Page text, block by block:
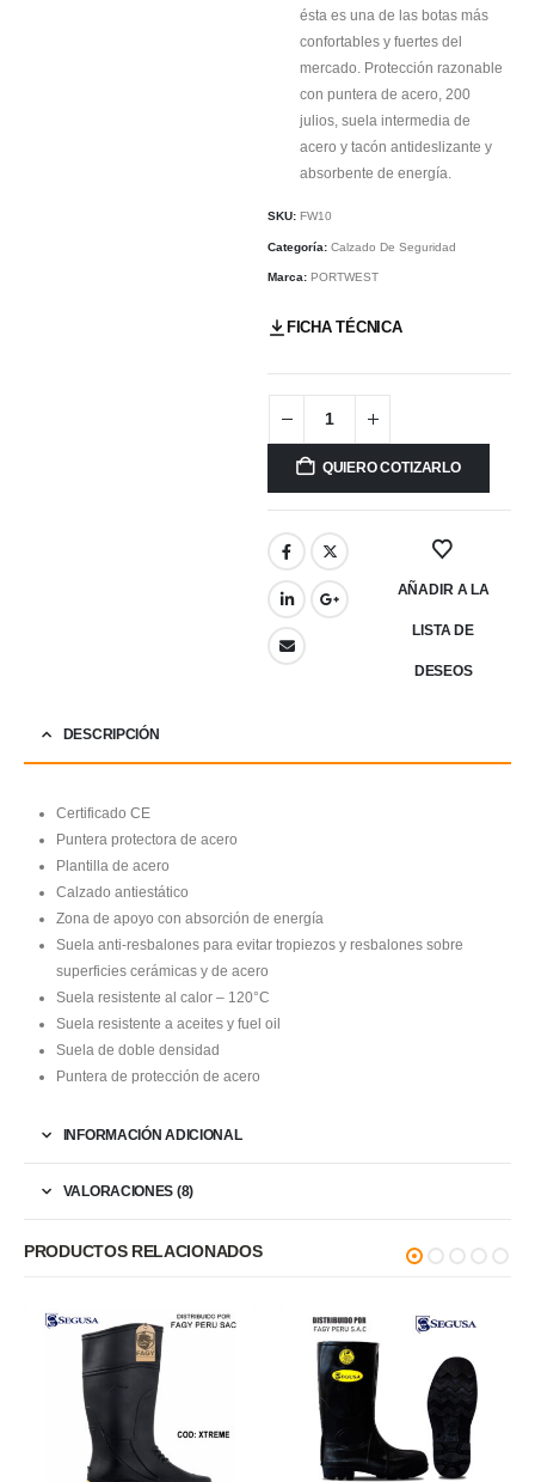
ésta es una de las botas más
confortables y fuertes del
mercado. Protección razonable
con puntera de acero, 200
julios, suela intermedia de
acero y tacón antideslizante y
absorbente de energía.
SKU: FW10
Categoría: Calzado De Seguridad
Marca: PORTWEST
FICHA TÉCNICA
QUIERO COTIZARLO
AÑADIR A LA
LISTA DE
DESEOS
DESCRIPCIÓN
Certificado CE
Puntera protectora de acero
Plantilla de acero
Calzado antiestático
Zona de apoyo con absorción de energía
Suela anti-resbalones para evitar tropiezos y resbalones sobre
superficies cerámicas y de acero
Suela resistente al calor – 120°C
Suela resistente a aceites y fuel oil
Suela de doble densidad
Puntera de protección de acero
INFORMACIÓN ADICIONAL
VALORACIONES (8)
PRODUCTOS RELACIONADOS